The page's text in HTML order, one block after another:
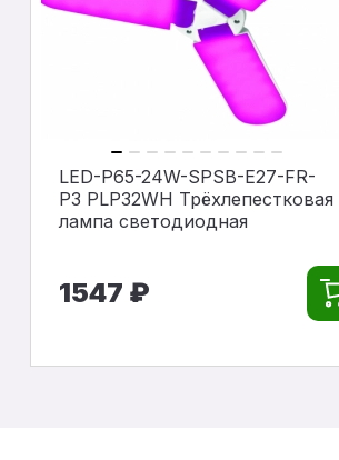
LED-P65-24W-SPSB-E27-FR-
P3 PLP32WH Трёхлепестковая
лампа светодиодная
1547 ₽